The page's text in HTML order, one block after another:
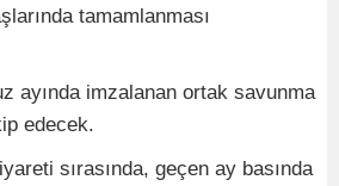
tamamlanması
ayında imzalanan ortak savunma
edecek.
sırasında, geçen ay basında